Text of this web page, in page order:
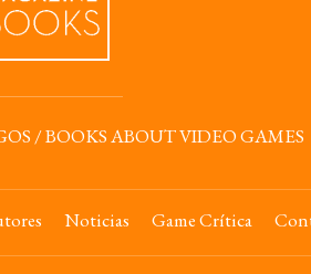
/ BOOKS ABOUT VIDEO GAMES
Noticias Game Crítica